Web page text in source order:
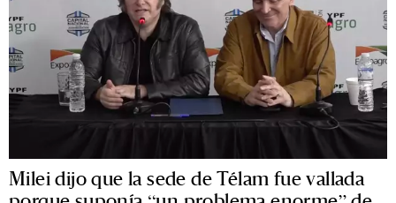
Milei dijo que la sede de Télam fue vallada